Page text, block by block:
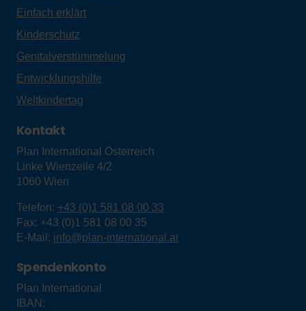
Einfach erklärt
Kinderschutz
Genitalverstümmelung
Entwicklungshilfe
Weltkindertag
Kontakt
Plan International Österreich
Linke Wienzeile 4/2
1060 Wien
Telefon: +43 (0)1 581 08 00 33
Fax: +43 (0)1 581 08 00 35
E-Mail: info@plan-international.at
Spendenkonto
Plan International
IBAN: